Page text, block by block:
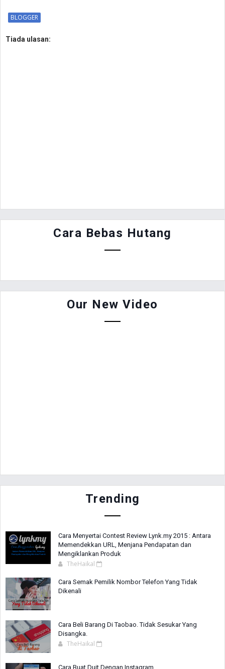
BLOGGER
Tiada ulasan:
Cara Bebas Hutang
Our New Video
Trending
Cara Menyertai Contest Review Lynk.my 2015 : Antara
Memendekkan URL, Menjana Pendapatan dan
Mengiklankan Produk
TheHaikal
Cara Semak Pemilik Nombor Telefon Yang Tidak
Dikenali
Cara Beli Barang Di Taobao. Tidak Sesukar Yang
Disangka.
TheHaikal
Cara Buat Duit Dengan Instagram